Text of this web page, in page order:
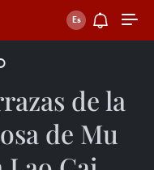
de la
de Mu